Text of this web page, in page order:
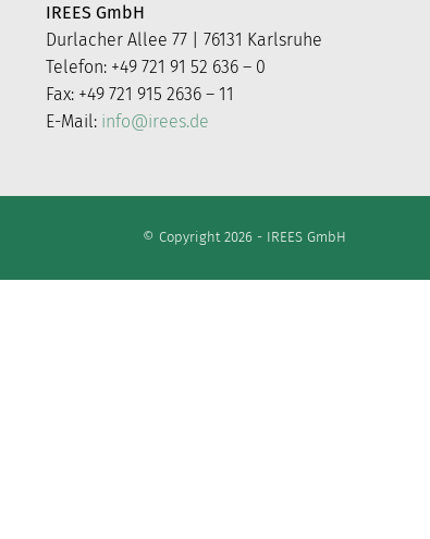
IREES GmbH
Durlacher Allee 77 | 76131 Karlsruhe
Telefon: +49 721 91 52 636 – 0
Fax: +49 721 915 2636 – 11
E-Mail: info@irees.de
© Copyright 2026 - IREES GmbH